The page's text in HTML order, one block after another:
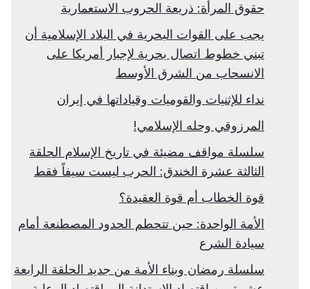
حقوق المرأة: ذريعة الحروب الاستعمارية
يجب على القوات البحرية في البلاد الإسلامية أن
تبني خطوط اتصال بحرية لإجبار أمريكا على
الانسحاب من الشرق الأوسط
نداء للإثنيات والقوميات وقياداتها في إيران
المرزوقي وحله الإسلامي!
سلسلة مواقف مضيئة في تاريخ الإسلام الحلقة
الثالثة عشرة الخندق: الحرب ليست سيفاً فقط
قوة الخطاب أم قوة العقيدة؟
الأمة الواحدة: حين تتحطم الحدود المصطنعة أمام
سيادة الشرع
سلسلة رمضان وبناء الأمة من جديد الحلقة الرابعة